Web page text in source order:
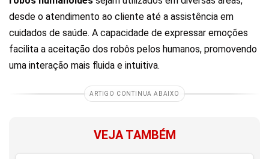
desde o atendimento ao cliente até a assistência em
cuidados de saúde. A capacidade de expressar emoções
facilita a aceitação dos robôs pelos humanos, promovendo
uma interação mais fluida e intuitiva.
ARTIGO CONTINUA ABAIXO
VEJA TAMBÉM